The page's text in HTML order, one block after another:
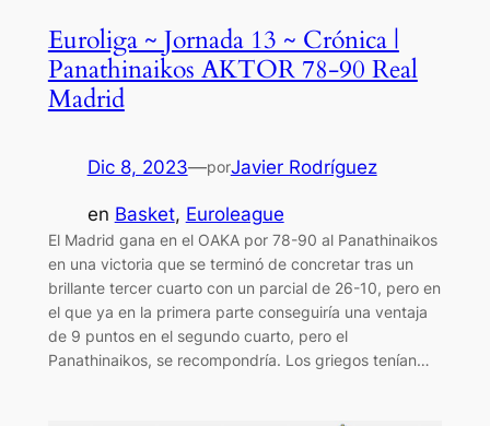
Euroliga ~ Jornada 13 ~ Crónica |
Panathinaikos AKTOR 78-90 Real
Madrid
Dic 8, 2023—porJavier Rodríguez
en Basket, Euroleague
El Madrid gana en el OAKA por 78-90 al Panathinaikos
en una victoria que se terminó de concretar tras un
brillante tercer cuarto con un parcial de 26-10, pero en
el que ya en la primera parte conseguiría una ventaja
de 9 puntos en el segundo cuarto, pero el
Panathinaikos, se recompondría. Los griegos tenían…